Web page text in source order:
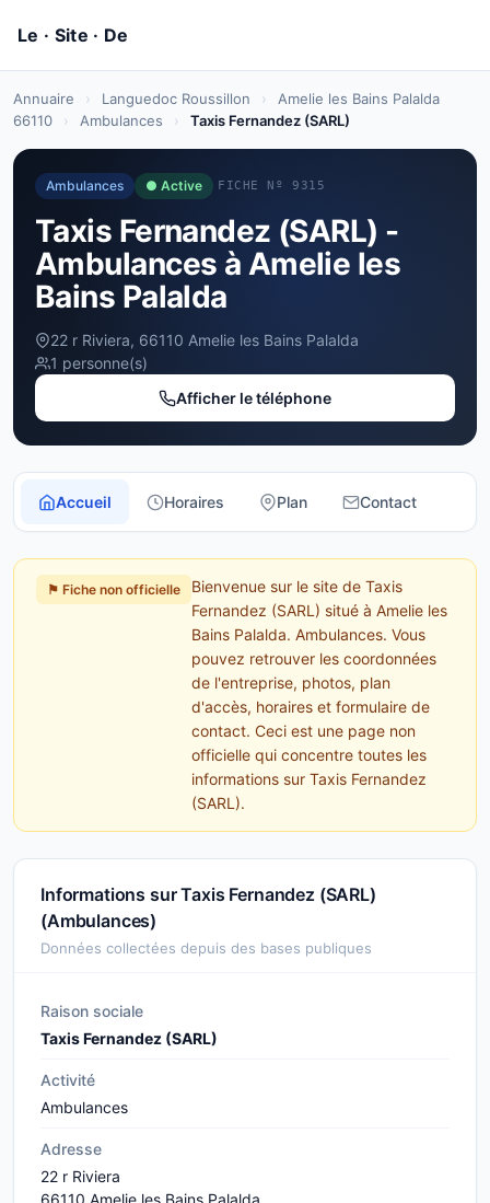
Annuaire › Languedoc Roussillon ›
Amelie les Bains Palalda
66110
› Ambulances › Taxis Fernandez (SARL)
Ambulances ● Active FICHE Nº 9315
Taxis Fernandez (SARL) -
Ambulances à Amelie les
Bains Palalda
22 r Riviera, 66110 Amelie les Bains Palalda
1 personne(s)
Afficher le téléphone
Accueil Horaires Plan Contact
⚑ Fiche non officielle
Bienvenue sur le site de Taxis
Fernandez (SARL) situé à Amelie les
Bains Palalda. Ambulances. Vous
pouvez retrouver les coordonnées
de l'entreprise, photos, plan
d'accès, horaires et formulaire de
contact. Ceci est une page non
officielle qui concentre toutes les
informations sur Taxis Fernandez
(SARL).
Informations sur Taxis Fernandez (SARL)
(Ambulances)
Données collectées depuis des bases publiques
Raison sociale
Taxis Fernandez (SARL)
Activité
Ambulances
Adresse
22 r Riviera
66110 Amelie les Bains Palalda